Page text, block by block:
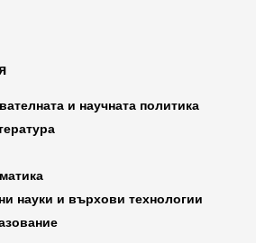
и научната политика
науки и върхови технологии